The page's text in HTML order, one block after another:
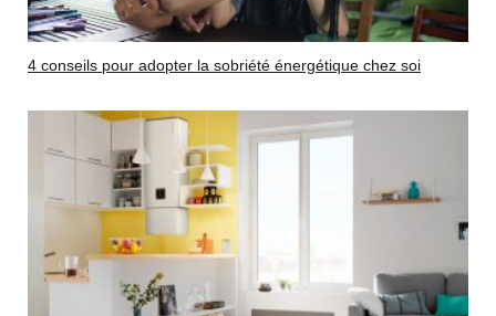
4 conseils pour adopter la sobriété énergétique chez soi